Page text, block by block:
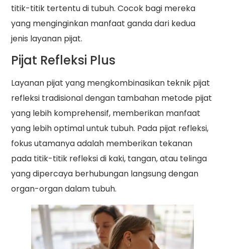
titik-titik tertentu di tubuh. Cocok bagi mereka
yang menginginkan manfaat ganda dari kedua
jenis layanan pijat.
Pijat Refleksi Plus
Layanan pijat yang mengkombinasikan teknik pijat
refleksi tradisional dengan tambahan metode pijat
yang lebih komprehensif, memberikan manfaat
yang lebih optimal untuk tubuh. Pada pijat refleksi,
fokus utamanya adalah memberikan tekanan
pada titik-titik refleksi di kaki, tangan, atau telinga
yang dipercaya berhubungan langsung dengan
organ-organ dalam tubuh.